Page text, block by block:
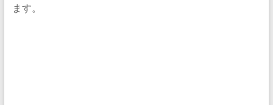
ます。